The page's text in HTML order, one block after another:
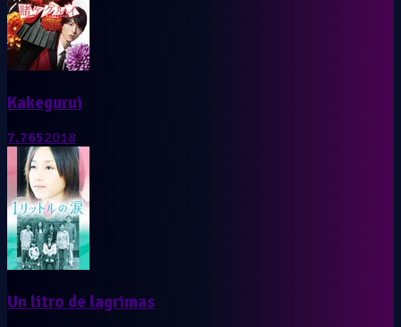
Kakegurui
7.7652018
Un litro de lagrimas